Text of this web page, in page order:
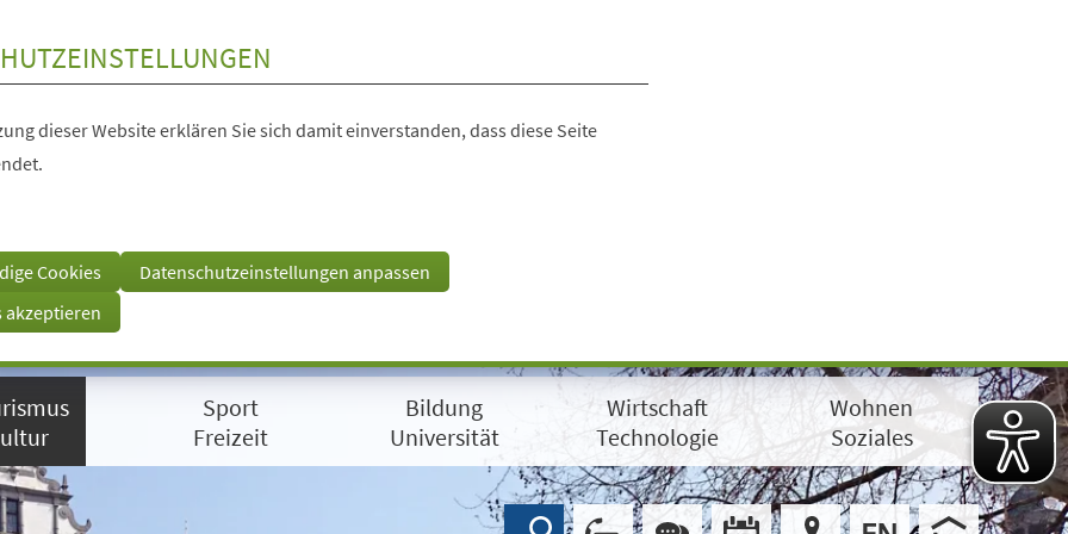
dieser Website erklären Sie sich damit einverstanden, dass diese Seite
Cookies
Datenschutzeinstellungen anpassen
akzeptieren
Sport
Freizeit
Bildung
Universität
Wirtschaft
Technologie
Wohnen
Soziales